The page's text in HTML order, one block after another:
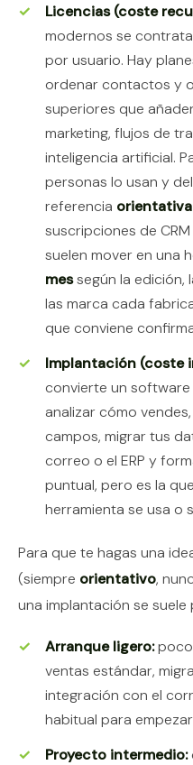
Licencias (coste
modernos se
por usuario. Hay
ordenar contactos y
superiores que
marketing, flujos de
inteligencia artificial.
personas lo usan y
referencia orientativa
suscripciones de
suelen mover en una
messegún la edición,
las marca cada
que conviene
Implantación (coste
convierte un
analizar cómo
campos, migrar tus
correo o el ERP y
puntual, pero es la
herramienta se usa o
Para que te hagas una
(siempre orientativo,
una implantación se
Arranque ligero:
ventas estándar,
integración con el
habitual para
Proyecto intermedio: